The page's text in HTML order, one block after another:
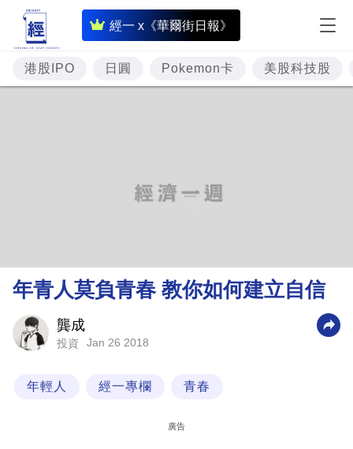
經一 x《華爾街日報》
即
時
財
經
理
財
業
技
港股IPO 日圓 Pokemon卡 美股科技股
年青人莫負青春 教你如何建立自信
龔成
投資 Jan 26 2018
年輕人 經一專欄 青春
廣告